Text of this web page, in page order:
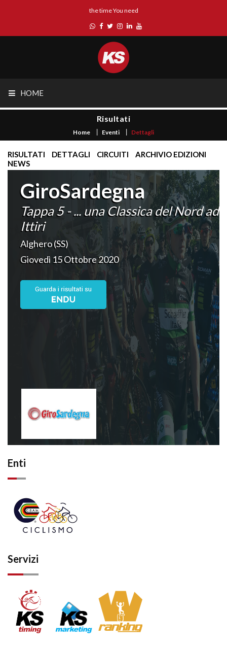
the time You need
HOME
Risultati
Home Eventi Dettagli
RISULTATI DETTAGLI CIRCUITI
ARCHIVIO EDIZIONI
NEWS
GiroSardegna
Tappa 5 - ... una Classica del Nord ad
Ittiri
Alghero (SS)
Giovedì 15 Ottobre 2020
Enti
Servizi